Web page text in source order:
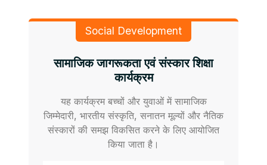
Social Development
सामाजिक जागरूकता एवं संस्कार शिक्षा
कार्यक्रम
यह कार्यक्रम बच्चों और युवाओं में सामाजिक
जिम्मेदारी, भारतीय संस्कृति, सनातन मूल्यों और नैतिक
संस्कारों की समझ विकसित करने के लिए आयोजित
किया जाता है।